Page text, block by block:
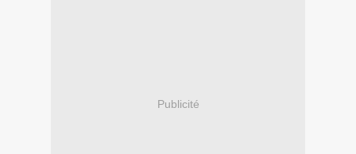
Publicité